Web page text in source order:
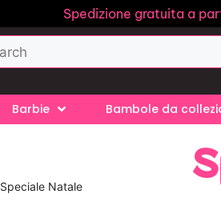
Spedizione gratuita a
Barbie Bambole da
Speciale Natale